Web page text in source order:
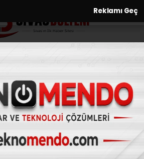
Reklamı Geç
tutkunu genç
kaybetti
ASAYIŞ
| 30.06.2023 - 12:30, Güncelleme:
30.06.2023 - 12:22